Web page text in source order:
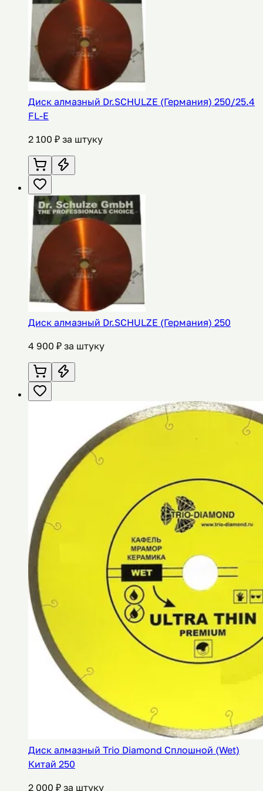
Диск алмазный Dr.SCHULZE (Германия) 250/25.4
FL-E
2 100 ₽ за штуку
Диск алмазный Dr.SCHULZE (Германия) 250
4 900 ₽ за штуку
Диск алмазный Trio Diamond Сплошной (Wet)
Китай 250
2 000 ₽ за штуку